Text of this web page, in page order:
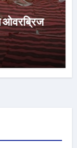
ओवरब्रिज